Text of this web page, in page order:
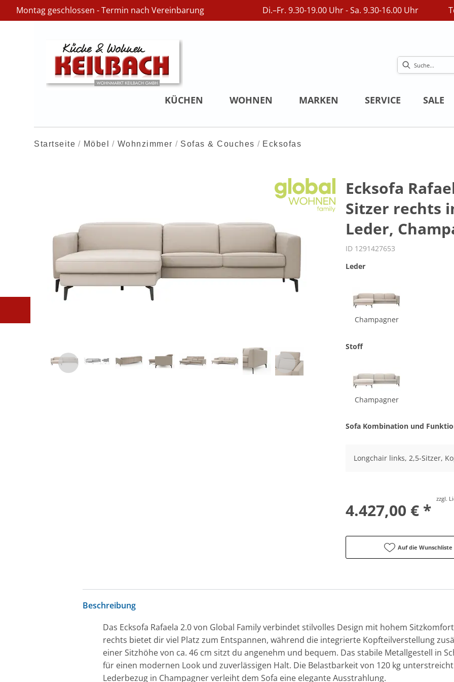
Montag geschlossen - Termin nach Vereinbarung Di.–Fr. 9.30-19.00 Uhr - Sa. 9.30-16.00 Uhr
KÜCHEN WOHNEN MARKEN SERVICE SALE
Startseite Möbel Wohnzimmer Sofas & Couches Ecksofas
Ecksofa
Sitzer rechts
Leder,
ID 1291427653
Leder
Champagner
Stoff
Champagner
Sofa Kombination und
Longchair links, 2,5-Sitzer,
4.427,00 € *
zzgl.
Auf die Wunschliste
Beschreibung
Das Ecksofa Rafaela 2.0 von Global Family verbindet stilvolles Design mit hohem
rechts bietet dir viel Platz zum Entspannen, während die integrierte Kopfteilverstellung
einer Sitzhöhe von ca. 46 cm sitzt du angenehm und bequem. Das stabile Metallgestell in
für einen modernen Look und zuverlässigen Halt. Die Belastbarkeit von 120 kg
Lederbezug in Champagner verleiht dem Sofa eine elegante Ausstrahlung.